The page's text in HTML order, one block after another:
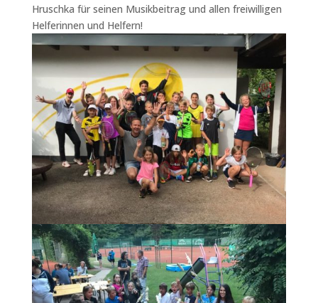
Hruschka für seinen Musikbeitrag und allen freiwilligen
Helferinnen und Helfern!